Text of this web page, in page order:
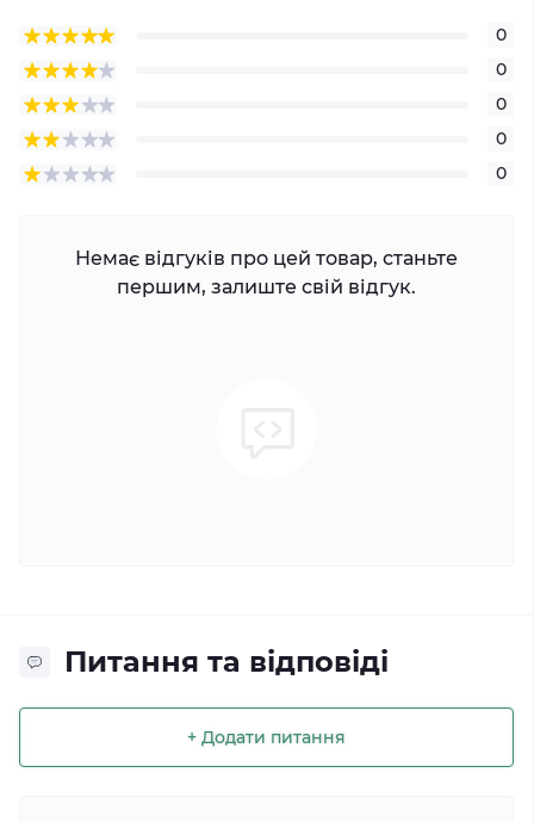
0
0
0
0
0
Немає відгуків про цей товар, станьте
першим, залиште свій відгук.
Питання та відповіді
+ Додати питання